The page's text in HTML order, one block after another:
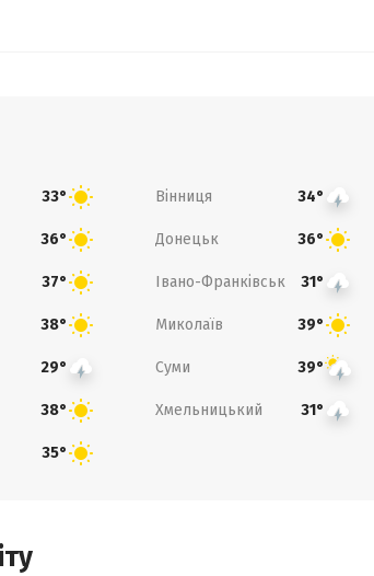
33° Вінниця 34°
36° Донецьк 36°
37° Івано-Франківськ 31°
38° Миколаїв 39°
29° Суми 39°
38° Хмельницький 31°
35°